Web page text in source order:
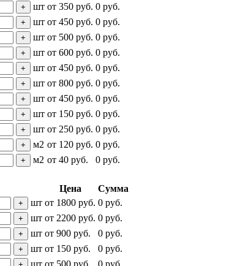
+ шт от 350 руб. 0 руб.
+ шт от 450 руб. 0 руб.
+ шт от 500 руб. 0 руб.
+ шт от 600 руб. 0 руб.
+ шт от 450 руб. 0 руб.
+ шт от 800 руб. 0 руб.
+ шт от 450 руб. 0 руб.
+ шт от 150 руб. 0 руб.
+ шт от 250 руб. 0 руб.
+ м2 от 120 руб. 0 руб.
+ м2 от 40 руб. 0 руб.
Цена
Сумма
+ шт от 1800 руб. 0 руб.
+ шт от 2200 руб. 0 руб.
+ шт от 900 руб. 0 руб.
+ шт от 150 руб. 0 руб.
шт от 500 руб. 0 руб.